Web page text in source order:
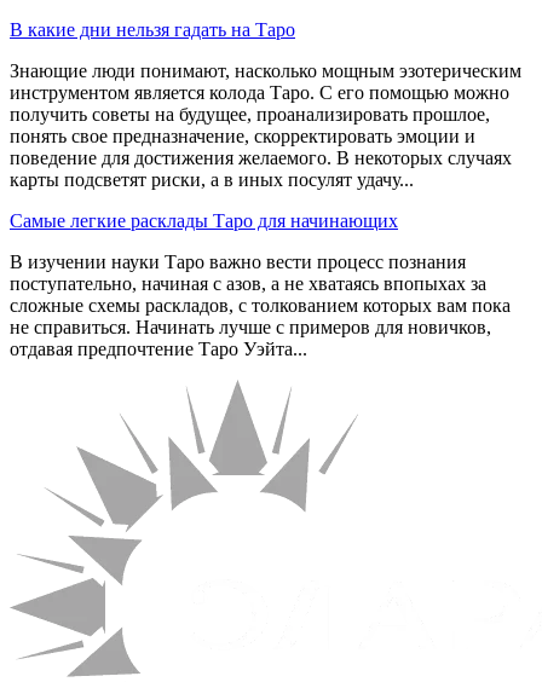
В какие дни нельзя гадать на Таро
Знающие люди понимают, насколько мощным эзотерическим
инструментом является колода Таро. С его помощью можно
получить советы на будущее, проанализировать прошлое,
понять свое предназначение, скорректировать эмоции и
поведение для достижения желаемого. В некоторых случаях
карты подсветят риски, а в иных посулят удачу...
Самые легкие расклады Таро для начинающих
В изучении науки Таро важно вести процесс познания
поступательно, начиная с азов, а не хватаясь впопыхах за
сложные схемы раскладов, с толкованием которых вам пока
не справиться. Начинать лучше с примеров для новичков,
отдавая предпочтение Таро Уэйта...